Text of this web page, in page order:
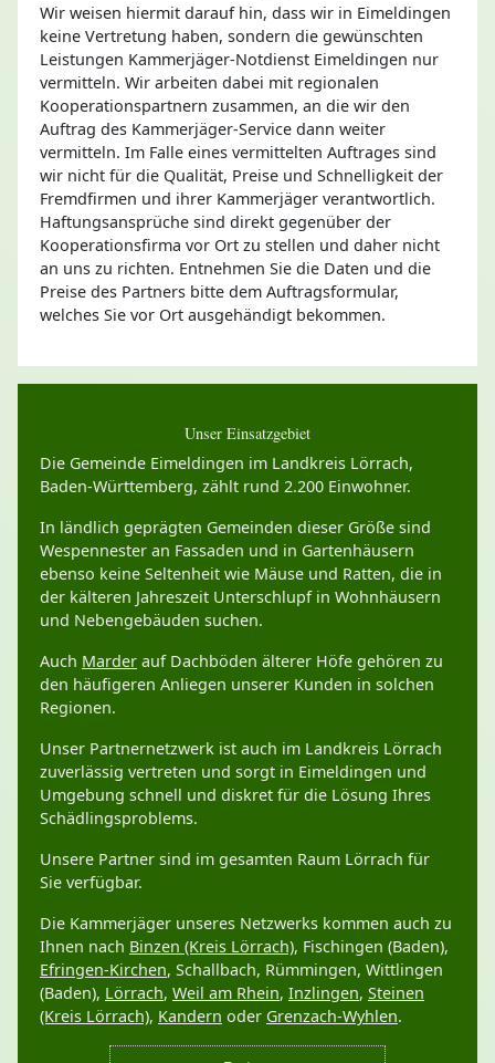
Wir weisen hiermit darauf hin, dass wir in Eimeldingen
keine Vertretung haben, sondern die gewünschten
Leistungen Kammerjäger-Notdienst Eimeldingen nur
vermitteln. Wir arbeiten dabei mit regionalen
Kooperationspartnern zusammen, an die wir den
Auftrag des Kammerjäger-Service dann weiter
vermitteln. Im Falle eines vermittelten Auftrages sind
wir nicht für die Qualität, Preise und Schnelligkeit der
Fremdfirmen und ihrer Kammerjäger verantwortlich.
Haftungsansprüche sind direkt gegenüber der
Kooperationsfirma vor Ort zu stellen und daher nicht
an uns zu richten. Entnehmen Sie die Daten und die
Preise des Partners bitte dem Auftragsformular,
welches Sie vor Ort ausgehändigt bekommen.
Unser Einsatzgebiet
Die Gemeinde Eimeldingen im Landkreis Lörrach,
Baden-Württemberg, zählt rund 2.200 Einwohner.
In ländlich geprägten Gemeinden dieser Größe sind
Wespennester an Fassaden und in Gartenhäusern
ebenso keine Seltenheit wie Mäuse und Ratten, die in
der kälteren Jahreszeit Unterschlupf in Wohnhäusern
und Nebengebäuden suchen.
Auch Marder auf Dachböden älterer Höfe gehören zu
den häufigeren Anliegen unserer Kunden in solchen
Regionen.
Unser Partnernetzwerk ist auch im Landkreis Lörrach
zuverlässig vertreten und sorgt in Eimeldingen und
Umgebung schnell und diskret für die Lösung Ihres
Schädlingsproblems.
Unsere Partner sind im gesamten Raum Lörrach für
Sie verfügbar.
Die Kammerjäger unseres Netzwerks kommen auch zu
Ihnen nach Binzen (Kreis Lörrach), Fischingen (Baden),
Efringen-Kirchen, Schallbach, Rümmingen, Wittlingen
(Baden), Lörrach, Weil am Rhein, Inzlingen, Steinen
(Kreis Lörrach), Kandern oder Grenzach-Wyhlen.